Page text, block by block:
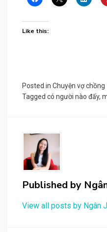
Like this:
Posted in Chuyện vợ chồng
Tagged có người nào đấy,
Published by
View all posts by Ngân